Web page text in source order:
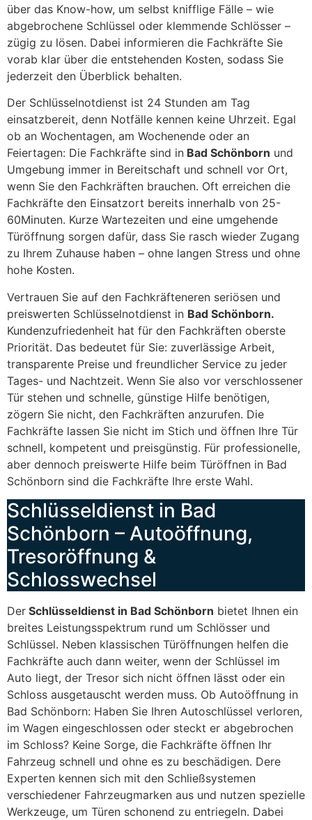
über das Know-how, um selbst knifflige Fälle – wie
abgebrochene Schlüssel oder klemmende Schlösser –
zügig zu lösen. Dabei informieren die Fachkräfte Sie
vorab klar über die entstehenden Kosten, sodass Sie
jederzeit den Überblick behalten.
Der Schlüsselnotdienst ist 24 Stunden am Tag
einsatzbereit, denn Notfälle kennen keine Uhrzeit. Egal
ob an Wochentagen, am Wochenende oder an
Feiertagen: Die Fachkräfte sind in Bad Schönborn und
Umgebung immer in Bereitschaft und schnell vor Ort,
wenn Sie den Fachkräften brauchen. Oft erreichen die
Fachkräfte den Einsatzort bereits innerhalb von 25-
60Minuten. Kurze Wartezeiten und eine umgehende
Türöffnung sorgen dafür, dass Sie rasch wieder Zugang
zu Ihrem Zuhause haben – ohne langen Stress und ohne
hohe Kosten.
Vertrauen Sie auf den Fachkräfteneren seriösen und
preiswerten Schlüsselnotdienst in Bad Schönborn.
Kundenzufriedenheit hat für den Fachkräften oberste
Priorität. Das bedeutet für Sie: zuverlässige Arbeit,
transparente Preise und freundlicher Service zu jeder
Tages- und Nachtzeit. Wenn Sie also vor verschlossener
Tür stehen und schnelle, günstige Hilfe benötigen,
zögern Sie nicht, den Fachkräften anzurufen. Die
Fachkräfte lassen Sie nicht im Stich und öffnen Ihre Tür
schnell, kompetent und preisgünstig. Für professionelle,
aber dennoch preiswerte Hilfe beim Türöffnen in Bad
Schönborn sind die Fachkräfte Ihre erste Wahl.
Schlüsseldienst in Bad
Schönborn – Autoöffnung,
Tresoröffnung &
Schlosswechsel
Der Schlüsseldienst in Bad Schönborn bietet Ihnen ein
breites Leistungsspektrum rund um Schlösser und
Schlüssel. Neben klassischen Türöffnungen helfen die
Fachkräfte auch dann weiter, wenn der Schlüssel im
Auto liegt, der Tresor sich nicht öffnen lässt oder ein
Schloss ausgetauscht werden muss. Ob Autoöffnung in
Bad Schönborn: Haben Sie Ihren Autoschlüssel verloren,
im Wagen eingeschlossen oder steckt er abgebrochen
im Schloss? Keine Sorge, die Fachkräfte öffnen Ihr
Fahrzeug schnell und ohne es zu beschädigen. Dere
Experten kennen sich mit den Schließsystemen
verschiedener Fahrzeugmarken aus und nutzen spezielle
Werkzeuge, um Türen schonend zu entriegeln. Dabei